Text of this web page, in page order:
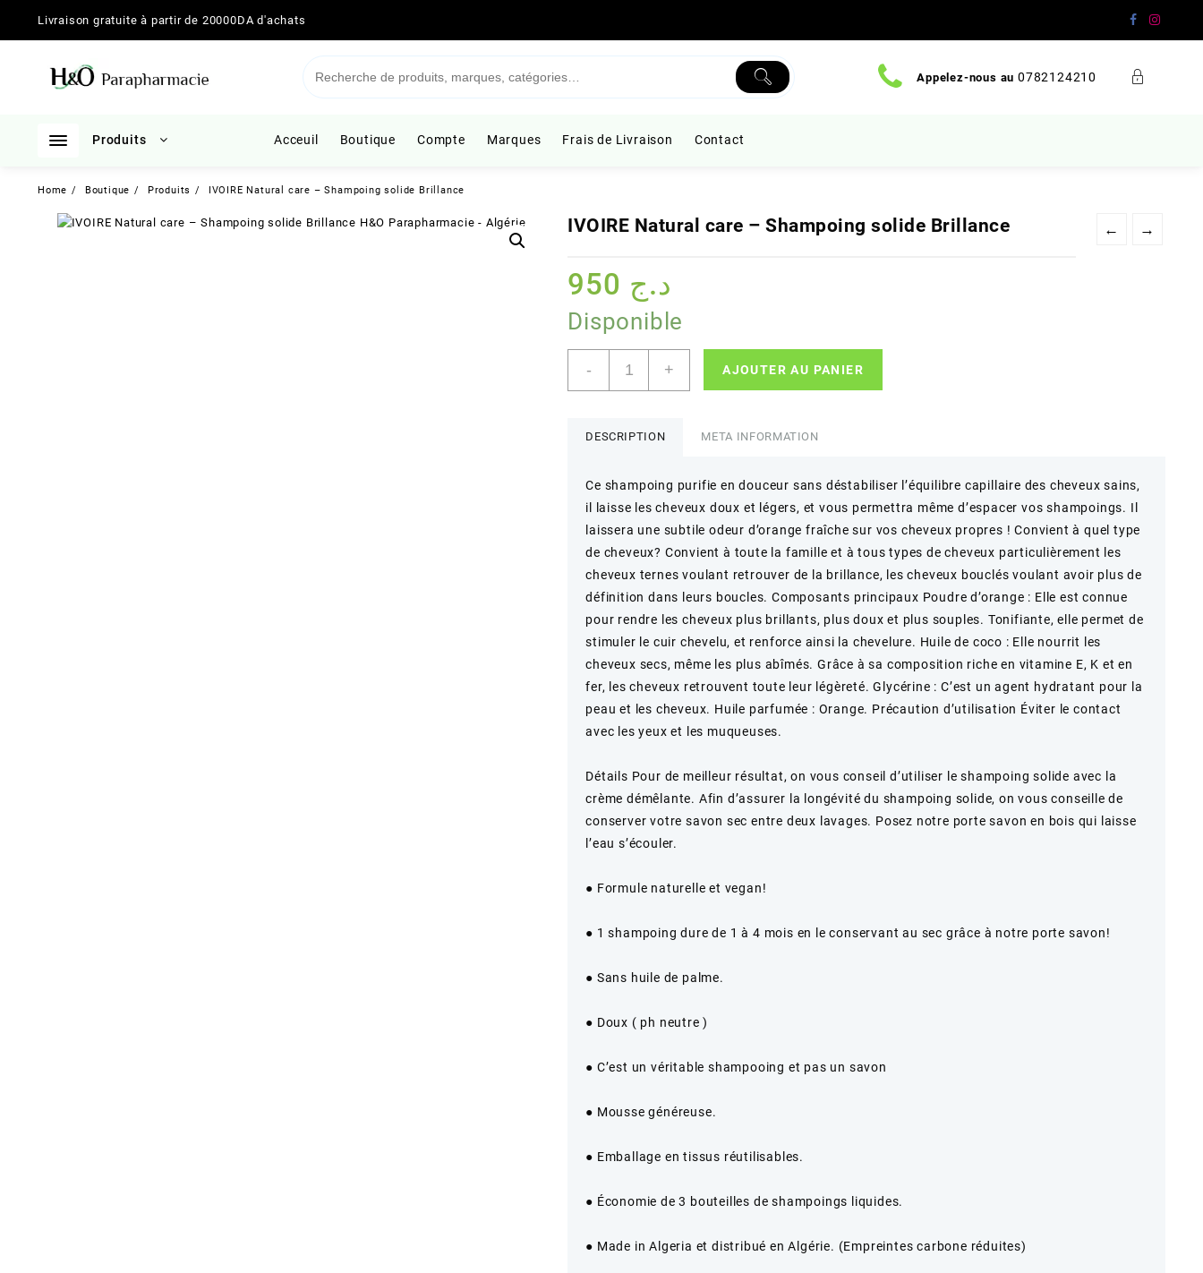
Livraison gratuite à partir de 20000DA d'achats
Appelez-nous au 0782124210
Produits Acceuil Boutique Compte Marques Frais de Livraison Contact
Home Boutique Produits IVOIRE Natural care – Shampoing solide Brillance
← →
IVOIRE Natural care – Shampoing solide Brillance
د.ج
Disponible
-
IVOIRE
care
solide
Brillance
+ AJOUTER AU PANIER
DESCRIPTION META INFORMATION
Ce shampoing purifie en douceur sans déstabiliser l’équilibre capillaire des cheveux sains,
il laisse les cheveux doux et légers, et vous permettra même d’espacer vos shampoings. Il
laissera une subtile odeur d’orange fraîche sur vos cheveux propres ! Convient à quel type
de cheveux? Convient à toute la famille et à tous types de cheveux particulièrement les
cheveux ternes voulant retrouver de la brillance, les cheveux bouclés voulant avoir plus de
définition dans leurs boucles. Composants principaux Poudre d’orange : Elle est connue
pour rendre les cheveux plus brillants, plus doux et plus souples. Tonifiante, elle permet de
stimuler le cuir chevelu, et renforce ainsi la chevelure. Huile de coco : Elle nourrit les
cheveux secs, même les plus abîmés. Grâce à sa composition riche en vitamine E, K et en
fer, les cheveux retrouvent toute leur légèreté. Glycérine : C’est un agent hydratant pour la
peau et les cheveux. Huile parfumée : Orange. Précaution d’utilisation Éviter le contact
avec les yeux et les muqueuses.
Détails Pour de meilleur résultat, on vous conseil d’utiliser le shampoing solide avec la
crème démêlante. Afin d’assurer la longévité du shampoing solide, on vous conseille de
conserver votre savon sec entre deux lavages. Posez notre porte savon en bois qui laisse
l’eau s’écouler.
● Formule naturelle et vegan!
● 1 shampoing dure de 1 à 4 mois en le conservant au sec grâce à notre porte savon!
● Sans huile de palme.
● Doux ( ph neutre )
● C’est un véritable shampooing et pas un savon
● Mousse généreuse.
● Emballage en tissus réutilisables.
● Économie de 3 bouteilles de shampoings liquides.
● Made in Algeria et distribué en Algérie. (Empreintes carbone réduites)